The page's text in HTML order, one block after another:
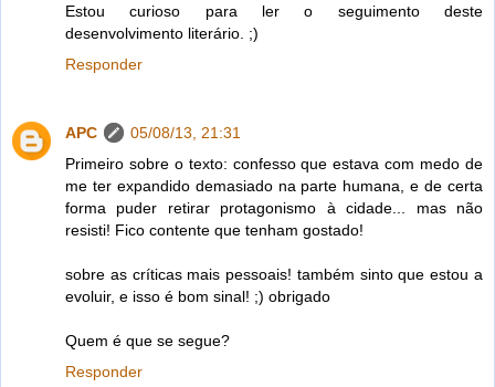
Estou curioso para ler o seguimento deste
desenvolvimento literário. ;)
Responder
APC
05/08/13, 21:31
Primeiro sobre o texto: confesso que estava com medo de
me ter expandido demasiado na parte humana, e de certa
forma puder retirar protagonismo à cidade... mas não
resisti! Fico contente que tenham gostado!
sobre as críticas mais pessoais! também sinto que estou a
evoluir, e isso é bom sinal! ;) obrigado
Quem é que se segue?
Responder